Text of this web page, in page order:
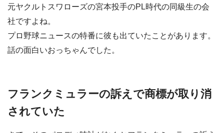
元ヤクルトスワローズの宮本投手のPL時代の同級生の会
社ですよね。
プロ野球ニュースの特番に彼も出ていたことがあります。
話の面白いおっちゃんでした。
フランクミュラーの訴えで商標が取り消
されていた